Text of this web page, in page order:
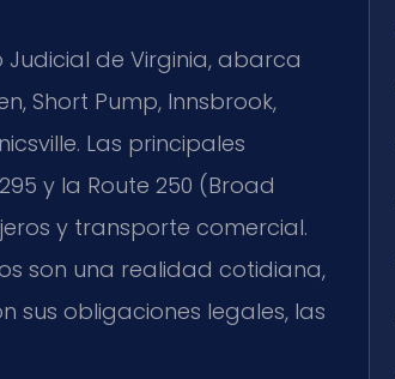
de Virginia, abarca
Short Pump, Innsbrook,
Las principales
y la Route 250 (Broad
y transporte comercial.
son una realidad cotidiana,
sus obligaciones legales, las